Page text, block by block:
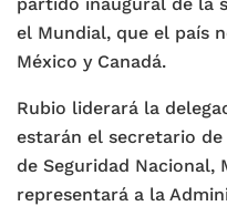
el Mundial, que el país
México y Canadá.
Rubio liderará la
estarán el secretario
de Seguridad Nacional,
representará a la